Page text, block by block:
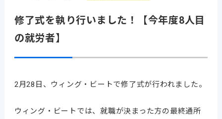
修了式を執り行いました！【今年度8人目
の就労者】
2月28日、ウィング・ビートで修了式が行われました。
ウィング・ビートでは、就職が決まった方の最終通所